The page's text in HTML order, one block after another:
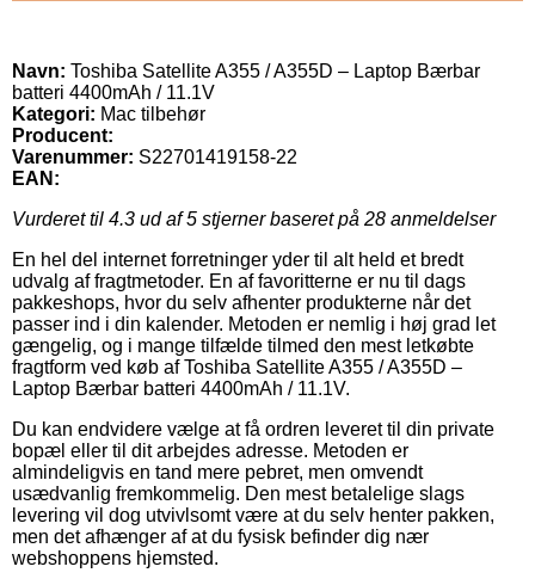
Navn: Toshiba Satellite A355 / A355D – Laptop Bærbar
batteri 4400mAh / 11.1V
Kategori: Mac tilbehør
Producent:
Varenummer: S22701419158-22
EAN:
Vurderet til 4.3 ud af 5 stjerner baseret på 28 anmeldelser
En hel del internet forretninger yder til alt held et bredt
udvalg af fragtmetoder. En af favoritterne er nu til dags
pakkeshops, hvor du selv afhenter produkterne når det
passer ind i din kalender. Metoden er nemlig i høj grad let
gængelig, og i mange tilfælde tilmed den mest letkøbte
fragtform ved køb af Toshiba Satellite A355 / A355D –
Laptop Bærbar batteri 4400mAh / 11.1V.
Du kan endvidere vælge at få ordren leveret til din private
bopæl eller til dit arbejdes adresse. Metoden er
almindeligvis en tand mere pebret, men omvendt
usædvanlig fremkommelig. Den mest betalelige slags
levering vil dog utvivlsomt være at du selv henter pakken,
men det afhænger af at du fysisk befinder dig nær
webshoppens hjemsted.